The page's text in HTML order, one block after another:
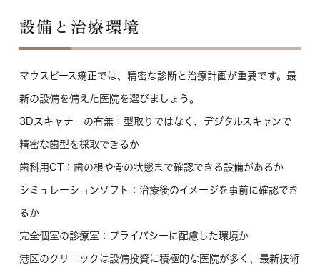
設備と治療環境
マウスピース矯正では、精密な診断と治療計画が重要です。最
新の設備を備えた医院を選びましょう。
3Dスキャナーの有無：型取りではなく、デジタルスキャンで
精密な歯型を採取できるか
歯科用CT ：歯の根や骨の状態まで確認できる設備があるか
シミュレーションソフト ：治療後のイメージを事前に確認でき
るか
完全個室の診療室 ：プライバシーに配慮した環境か
港区のクリニックは設備投資に積極的な医院が多く、最新技術